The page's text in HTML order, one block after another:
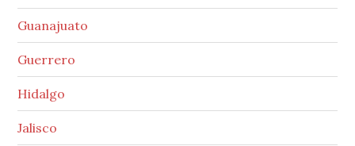
Guanajuato
Guerrero
Hidalgo
Jalisco